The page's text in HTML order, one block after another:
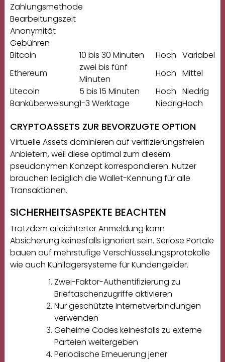
Zahlungsmethode
Bearbeitungszeit
Anonymität
Gebühren
Bitcoin
10 bis 30 Minuten Hoch Variabel
Ethereum
zwei bis fünf
Minuten
Hoch Mittel
Litecoin
5 bis 15 Minuten Hoch Niedrig
Banküberweisung1-3 Werktage NiedrigHoch
CRYPTOASSETS ZUR BEVORZUGTE OPTION
Virtuelle Assets dominieren auf verifizierungsfreien
Anbietern, weil diese optimal zum diesem
pseudonymen Konzept korrespondieren. Nutzer
brauchen lediglich die Wallet-Kennung für alle
Transaktionen.
SICHERHEITSASPEKTE BEACHTEN
Trotzdem erleichterter Anmeldung kann
Absicherung keinesfalls ignoriert sein. Seriöse Portale
bauen auf mehrstufige Verschlüsselungsprotokolle
wie auch Kühllagersysteme für Kundengelder.
Zwei-Faktor-Authentifizierung zu
Brieftaschenzugriffe aktivieren
Nur geschützte Internetverbindungen
verwenden
Geheime Codes keinesfalls zu externe
Parteien weitergeben
Periodische Erneuerung jener